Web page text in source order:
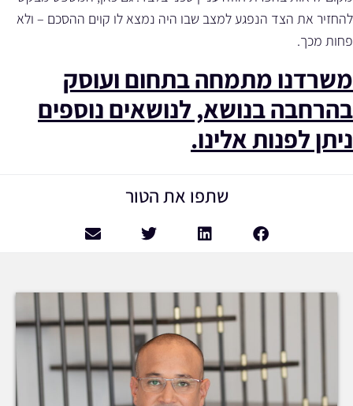
להחזיר את הצד הנפגע למצב שבו היה נמצא לו קוים ההסכם – ולא
פחות מכך.
משרדנו מתמחה בתחום ועוסק
בהרחבה בנושא, לנושאים נוספים
ניתן לפנות אלינו.
שתפו את הטור